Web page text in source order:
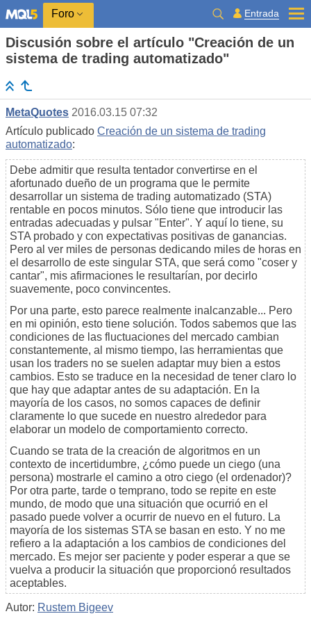
Foro Entrada
Discusión sobre el artículo "Creación de un
sistema de trading automatizado"
MetaQuotes 2016.03.15 07:32
Artículo publicado Creación de un sistema de trading
automatizado:
Debe admitir que resulta tentador convertirse en el
afortunado dueño de un programa que le permite
desarrollar un sistema de trading automatizado (STA)
rentable en pocos minutos. Sólo tiene que introducir las
entradas adecuadas y pulsar "Enter". Y aquí lo tiene, su
STA probado y con expectativas positivas de ganancias.
Pero al ver miles de personas dedicando miles de horas en
el desarrollo de este singular STA, que será como "coser y
cantar", mis afirmaciones le resultarían, por decirlo
suavemente, poco convincentes.
Por una parte, esto parece realmente inalcanzable... Pero
en mi opinión, esto tiene solución. Todos sabemos que las
condiciones de las fluctuaciones del mercado cambian
constantemente, al mismo tiempo, las herramientas que
usan los traders no se suelen adaptar muy bien a estos
cambios. Esto se traduce en la necesidad de tener claro lo
que hay que adaptar antes de su adaptación. En la
mayoría de los casos, no somos capaces de definir
claramente lo que sucede en nuestro alrededor para
elaborar un modelo de comportamiento correcto.
Cuando se trata de la creación de algoritmos en un
contexto de incertidumbre, ¿cómo puede un ciego (una
persona) mostrarle el camino a otro ciego (el ordenador)?
Por otra parte, tarde o temprano, todo se repite en este
mundo, de modo que una situación que ocurrió en el
pasado puede volver a ocurrir de nuevo en el futuro. La
mayoría de los sistemas STA se basan en esto. Y no me
refiero a la adaptación a los cambios de condiciones del
mercado. Es mejor ser paciente y poder esperar a que se
vuelva a producir la situación que proporcionó resultados
aceptables.
Autor: Rustem Bigeev